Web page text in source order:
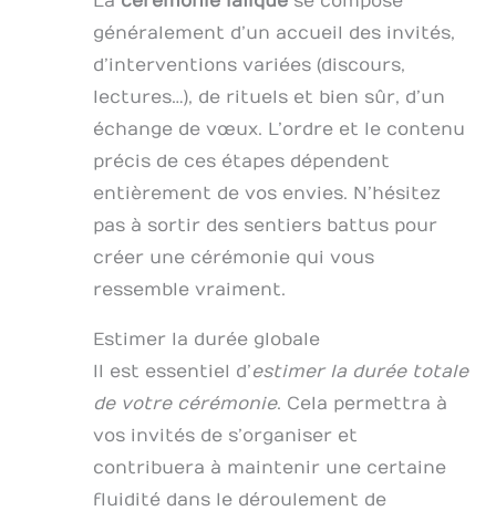
généralement d’un accueil des invités,
d’interventions variées (discours,
lectures…), de rituels et bien sûr, d’un
échange de vœux. L’ordre et le contenu
précis de ces étapes dépendent
entièrement de vos envies. N’hésitez
pas à sortir des sentiers battus pour
créer une cérémonie qui vous
ressemble vraiment.
Estimer la durée globale
Il est essentiel d’estimer la durée totale
de votre cérémonie. Cela permettra à
vos invités de s’organiser et
contribuera à maintenir une certaine
fluidité dans le déroulement de